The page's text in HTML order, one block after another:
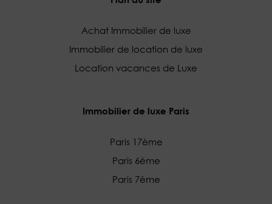
Achat Immobilier de luxe
Immobilier de location de luxe
Location vacances de Luxe
Immobilier de luxe Paris
Paris 17ème
Paris 6ème
Paris 7ème